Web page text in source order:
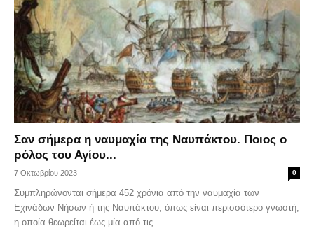
Σαν σήμερα η ναυμαχία της Ναυπάκτου. Ποιος ο
ρόλος του Αγίου...
7 Οκτωβρίου 2023 0
Συμπληρώνονται σήμερα 452 χρόνια από την ναυμαχία των
Εχινάδων Νήσων ή της Ναυπάκτου, όπως είναι περισσότερο γνωστή,
η οποία θεωρείται έως μία από τις...